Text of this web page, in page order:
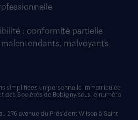
: conformité partielle
malvoyants
simplifiées unipersonnelle immatriculée
des Sociétés de Bobigny sous le numéro
276 avenue du Président Wilson à Saint